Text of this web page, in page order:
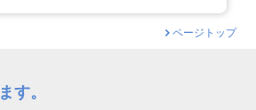
ページトップ
す。